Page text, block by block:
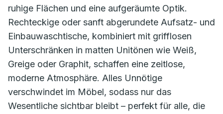
ruhige Flächen und eine aufgeräumte Optik.
Rechteckige oder sanft abge­rundete Aufsatz- und
Einbauwaschtische, kombiniert mit grifflosen
Unterschränken in matten Uni­tönen wie Weiß,
Greige oder Graphit, schaffen eine zeitlose,
moderne Atmosphäre. Alles Unnötige
verschwindet im Möbel, sodass nur das
Wesentliche sichtbar bleibt – perfekt für alle, die